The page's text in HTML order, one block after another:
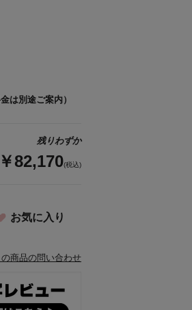
残りわずか
￥82,170(税込)
お気に入り
の商品の問い合わせ
は別途ご案内）